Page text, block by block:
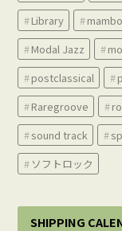
Library
Modal Jazz
postclassical
Raregroove
sound track
ソフトロック
SHIPPING